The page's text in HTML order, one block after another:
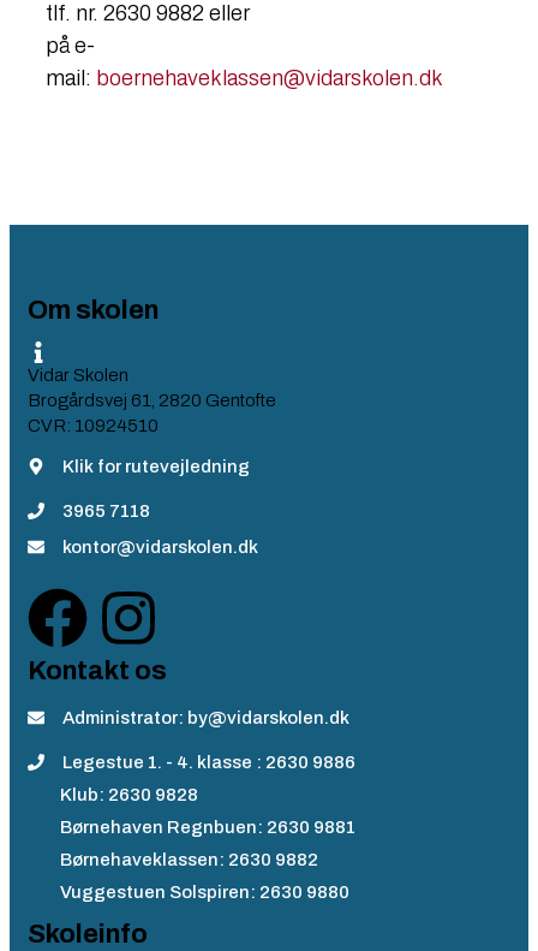
tlf. nr. 2630 9882 eller
på e-
mail: boernehaveklassen@vidarskolen.dk
Om skolen
Vidar Skolen
Brogårdsvej 61, 2820 Gentofte
CVR: 10924510
Klik for rutevejledning
3965 7118
kontor@vidarskolen.dk
Kontakt os
Administrator: by@vidarskolen.dk
Legestue 1. - 4. klasse : 2630 9886
Klub: 2630 9828
Børnehaven Regnbuen: 2630 9881
Børnehaveklassen: 2630 9882
Vuggestuen Solspiren: 2630 9880
Skoleinfo